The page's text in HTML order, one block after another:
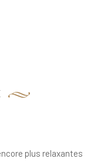
plus relaxantes